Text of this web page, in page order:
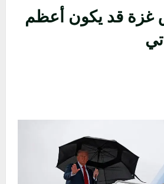
غزة قد يكون أعظم